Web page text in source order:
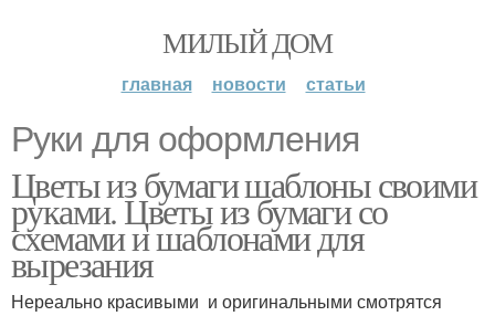
МИЛЫЙ ДОМ
главная новости статьи
Руки для оформления
Цветы из бумаги шаблоны своими
руками. Цветы из бумаги со
схемами и шаблонами для
вырезания
Нереально красивыми и оригинальными смотрятся